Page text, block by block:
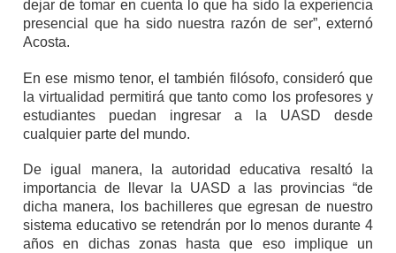
dejar de tomar en cuenta lo que ha sido la experiencia
presencial que ha sido nuestra razón de ser”, externó
Acosta.
En ese mismo tenor, el también filósofo, consideró que
la virtualidad permitirá que tanto como los profesores y
estudiantes puedan ingresar a la UASD desde
cualquier parte del mundo.
De igual manera, la autoridad educativa resaltó la
importancia de llevar la UASD a las provincias “de
dicha manera, los bachilleres que egresan de nuestro
sistema educativo se retendrán por lo menos durante 4
años en dichas zonas hasta que eso implique un